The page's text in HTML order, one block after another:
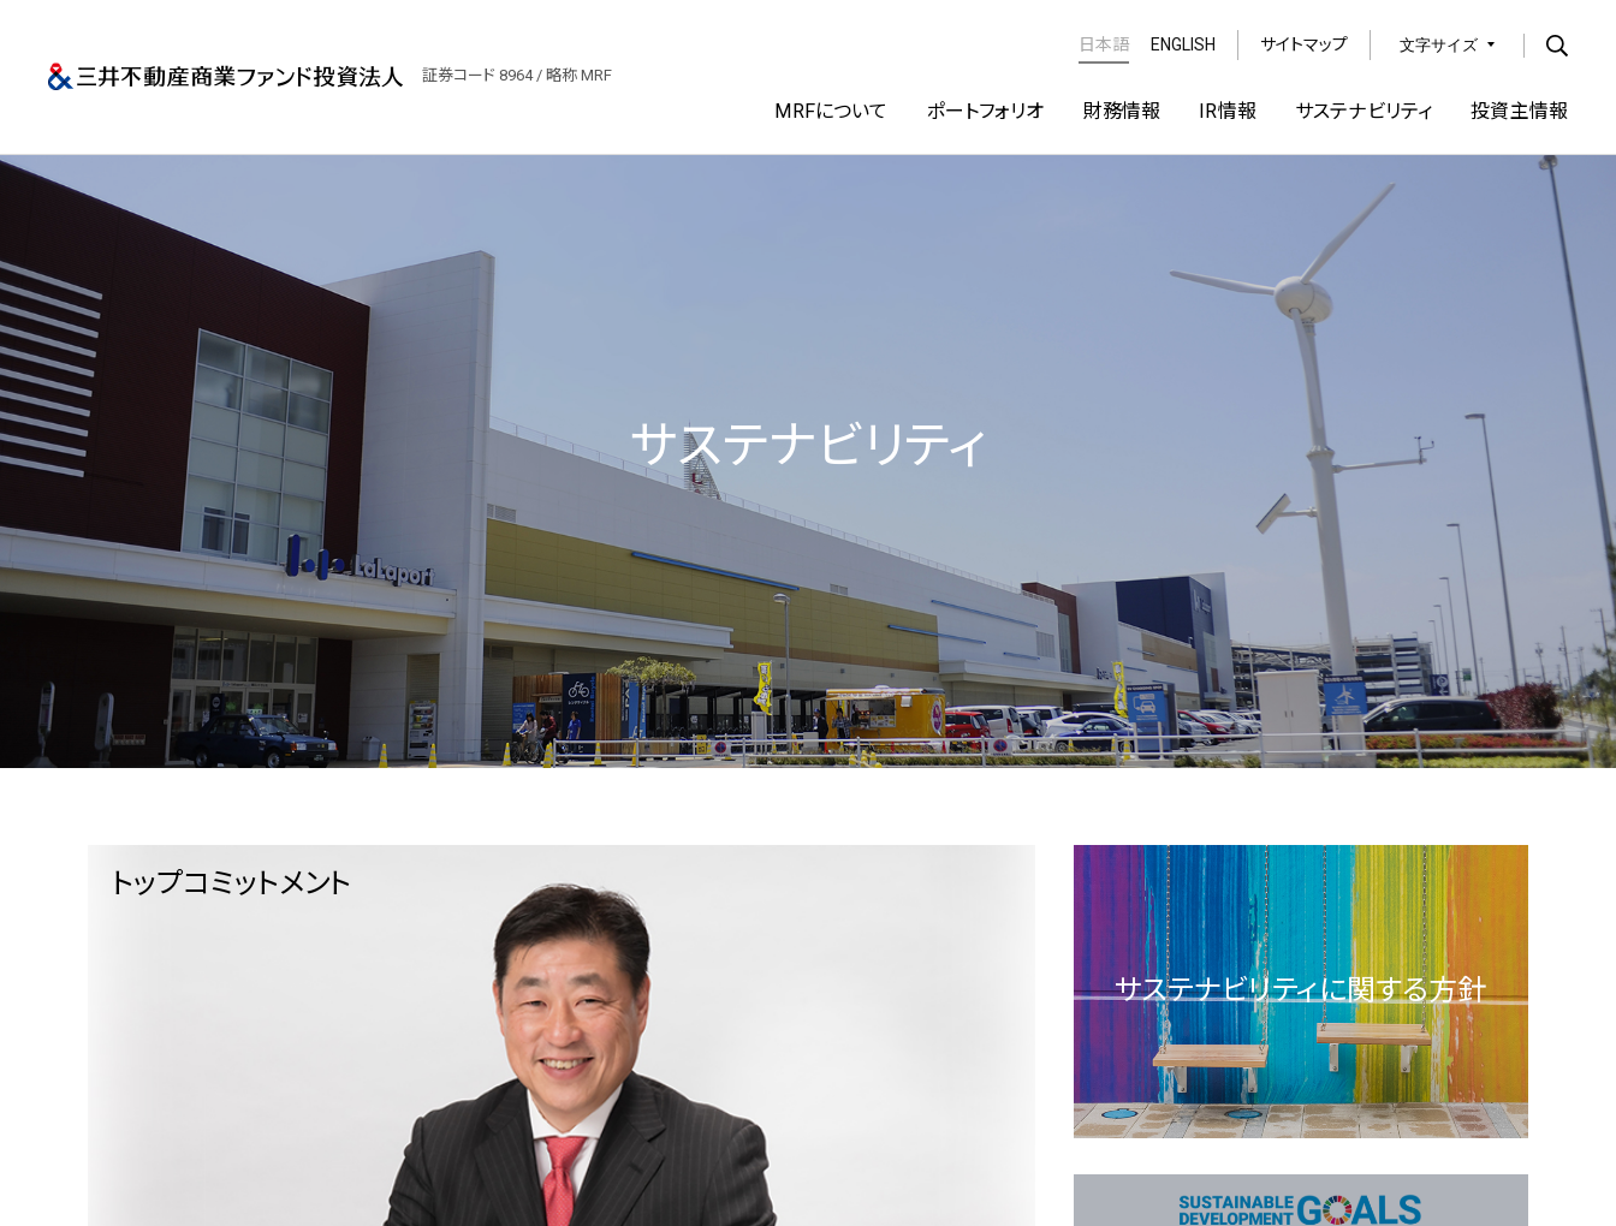
証券コード 8964 / 略称 MRF
日本語 ENGLISH サイトマップ 文字サイズ
MRFについて ポートフォリオ 財務情報 IR情報 サステナビリティ 投資主情報
サステナビリティ
トップコミットメント
サステナビリティに関する方針